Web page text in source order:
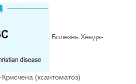
Болезнь Хенда-
(ксантоматоз)